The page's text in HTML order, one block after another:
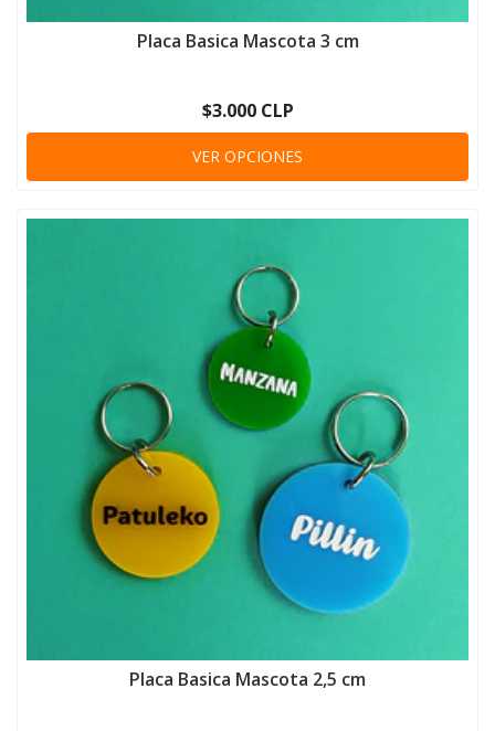
Placa Basica Mascota 3 cm
$3.000 CLP
VER OPCIONES
Placa Basica Mascota 2,5 cm